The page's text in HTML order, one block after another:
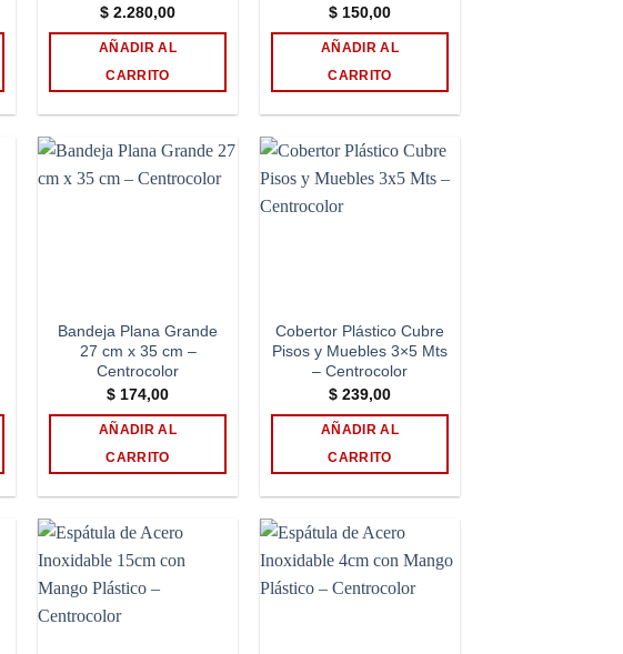
$ 2.280,00
AÑADIR AL
CARRITO
$ 150,00
AÑADIR AL
CARRITO
Bandeja Plana Grande
27 cm x 35 cm –
Centrocolor
$ 174,00
AÑADIR AL
CARRITO
Cobertor Plástico Cubre
Pisos y Muebles 3×5 Mts
– Centrocolor
$ 239,00
AÑADIR AL
CARRITO
wishlist